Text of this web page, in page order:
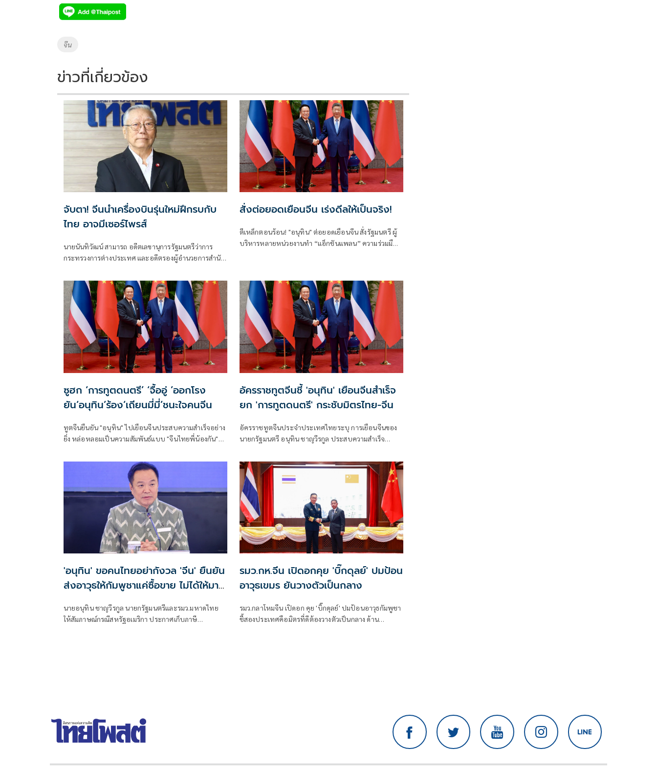
e
b
k
tt
er
p
y
k
Tags
จีน
ข่าวที่เกี่ยวข้อง
จับตา! จีนนำเครื่องบินรุ่นใหม่ฝึกรบกับ
ไทย อาจมีเซอร์ไพรส์
นายนันทิวัฒน์ สามารถ อดีตเลขานุการรัฐมนตรีว่าการ
กระทรวงการต่างประเทศ และอดีตรองผู้อำนวยการสำนัก
"สัมพันธ์แนบแน่น"
สั่งต่อยอดเยือนจีน เร่งดีลให้เป็นจริง!
ตีเหล็กตอนร้อน! "อนุทิน" ต่อยอดเยือนจีน สั่งรัฐมนตรี ผู้
บริหารหลายหน่วยงานทำ “แอ็กชันแพลน” ความร่วมมือ
การเมืองฝ่าวิกฤตโลกไร้ระเบียบ ลุยปฏิรูปราชการ-สร้าง
คน ดันเศรษฐกิจกระจายตัว ระดมพลังคนไทยยกกำลัง
ประเทศ
ซูฮก ‘การทูตดนตรี’ ‘จื้ออู่ ’ออกโรง
ยัน‘อนุทิน’ร้อง‘เถียนมี่มี่’ชนะใจคนจีน
ทูตจีนยืนยัน "อนุทิน" ไปเยือนจีนประสบความสำเร็จอย่าง
ยิ่ง หล่อหลอมเป็นความสัมพันธ์แบบ "จีนไทยพี่น้องกัน"
ผู้คนได้ ขณะที่นายกฯ
อัครราชทูตจีนชี้ 'อนุทิน' เยือนจีนสำเร็จ
ยก 'การทูตดนตรี' กระชับมิตรไทย-จีน
อัครราชทูตจีนประจำประเทศไทยระบุ การเยือนจีนของ
นายกรัฐมนตรี อนุทิน ชาญวีรกูล ประสบความสำเร็จ
'อนุทิน' ขอคนไทยอย่ากังวล 'จีน' ยืนยัน
ส่งอาวุธให้กัมพูชาแค่ซื้อขาย ไม่ได้ให้มาสู้
นายอนุทิน ชาญวีรกูล นายกรัฐมนตรีและรมว.มหาดไทย
ให้สัมภาษณ์กรณีสหรัฐอเมริกา ประกาศเก็บภาษี
รมว.กห.จีน เปิดอกคุย 'บิ๊กดุลย์' ปมป้อน
อาวุธเขมร ยันวางตัวเป็นกลาง
รมว.กลาโหมจีน เปิดอก คุย 'บิ๊กดุลย์' ปมป้อนอาวุธกัมพูชา
ชี้สองประเทศคือมิตรที่ดีต้องวางตัวเป็นกลาง ด้าน